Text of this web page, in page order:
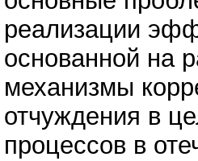
реализации
основанной на
механизмы
отчуждения в
процессов в